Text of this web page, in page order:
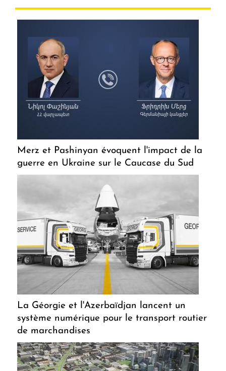
Merz et Pashinyan évoquent l'impact de la
guerre en Ukraine sur le Caucase du Sud
La Géorgie et l'Azerbaïdjan lancent un
système numérique pour le transport routier
de marchandises